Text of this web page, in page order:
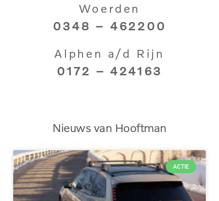
Woerden
0348 – 462200
Alphen a/d Rijn
0172 – 424163
Nieuws van Hooftman
ACTIE